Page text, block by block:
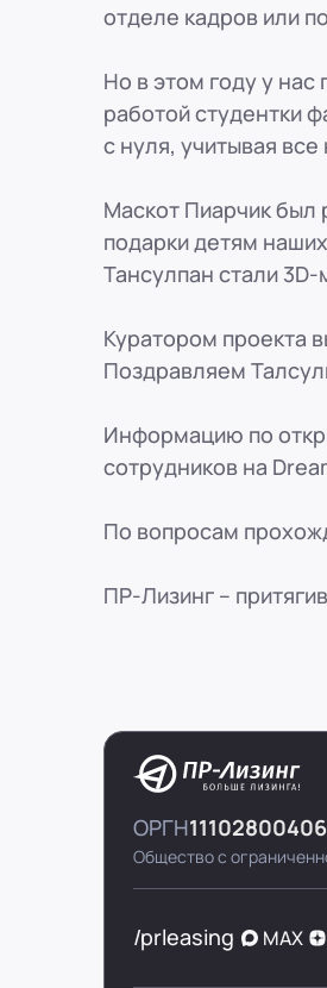
8 (800) 250-25-31 (вн. 153)mail@pr-
Ростов-на-Дону г. Ростов-
8 (800) 250-25-31 (вн. 153)mail@pr-
отделе кадров или
Но в этом году у
работой студентки
с нуля, учитывая
Маскот Пиарчик был
подарки детям
Тансулпан стали
Куратором проекта
Поздравляем
Информацию по
сотрудников на
По вопросам
ПР-Лизинг –
ОРГН
Общество с
/prleasing MAX